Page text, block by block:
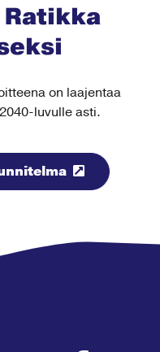
on laajentaa
luvulle asti.